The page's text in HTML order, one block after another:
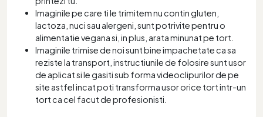
Imaginile pe care ti le trimitem nu contin gluten,
lactoza, nuci sau alergeni, sunt potrivite pentru o
alimentatie vegana si, in plus, arata minunat pe tort.
Imaginile trimise de noi sunt bine impachetate ca sa
reziste la transport, instructiunile de folosire sunt usor
de aplicat si le gasiti sub forma videoclipurilor de pe
site astfel incat poti transforma usor orice tort intr-un
tort ca cel facut de profesionisti.